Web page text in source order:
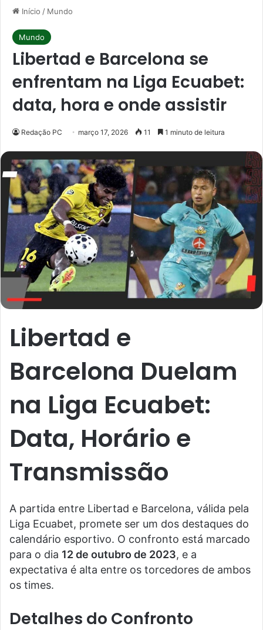
Início / Mundo
Mundo
Libertad e Barcelona se
enfrentam na Liga Ecuabet:
data, hora e onde assistir
Redação PC março 17, 2026 11 1 minuto de leitura
Libertad e
Barcelona Duelam
na Liga Ecuabet:
Data, Horário e
Transmissão
A partida entre Libertad e Barcelona, válida pela
Liga Ecuabet, promete ser um dos destaques do
calendário esportivo. O confronto está marcado
para o dia 12 de outubro de 2023, e a
expectativa é alta entre os torcedores de ambos
os times.
Detalhes do Confronto